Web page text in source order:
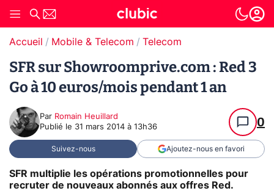
Accueil Mobile & Telecom Telecom
SFR sur Showroomprive.com : Red 3
Go à 10 euros/mois pendant 1 an
Par Romain Heuillard
Publié le 31 mars 2014 à 13h36 0
Suivez-nous Ajoutez-nous en favori
SFR multiplie les opérations promotionnelles pour
recruter de nouveaux abonnés aux offres Red.